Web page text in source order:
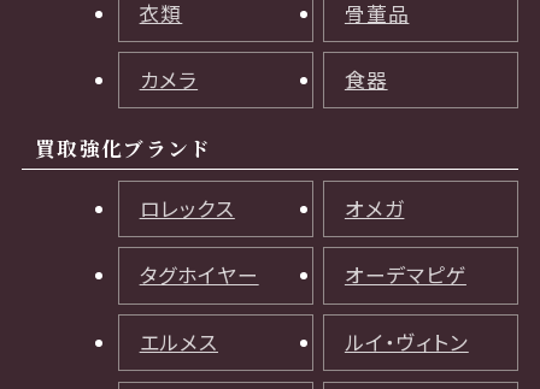
衣類 骨董品
カメラ 食器
買取強化ブランド
ロレックス オメガ
タグホイヤー オーデマピゲ
エルメス ルイ・ヴィトン